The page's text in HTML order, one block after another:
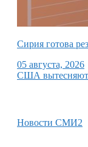
Сирия готова
05 августа, 2026
США вытесняют
Новости СМИ2